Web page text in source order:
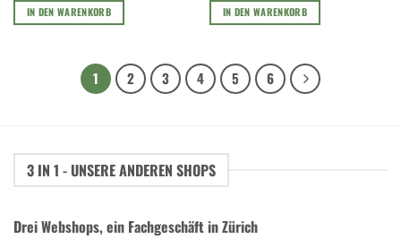
IN DEN WARENKORB IN DEN WARENKORB
1 2 3 4 5 6
3 IN 1 - UNSERE ANDEREN SHOPS
Drei Webshops, ein Fachgeschäft in Zürich